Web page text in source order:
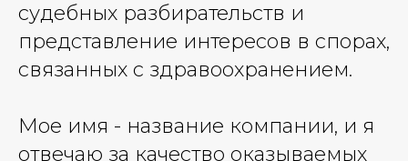
судебных разбирательств и
представление интересов в спорах,
связанных с здравоохранением.
Мое имя - название компании, и я
отвечаю за качество оказываемых